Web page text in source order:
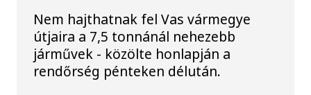
Nem hajthatnak fel Vas vármegye
útjaira a 7,5 tonnánál nehezebb
járművek - közölte honlapján a
rendőrség pénteken délután.